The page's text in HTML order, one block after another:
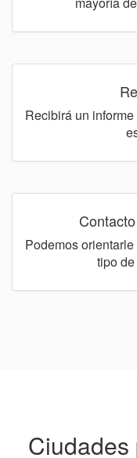
Recibirá un
Podemos
tipo